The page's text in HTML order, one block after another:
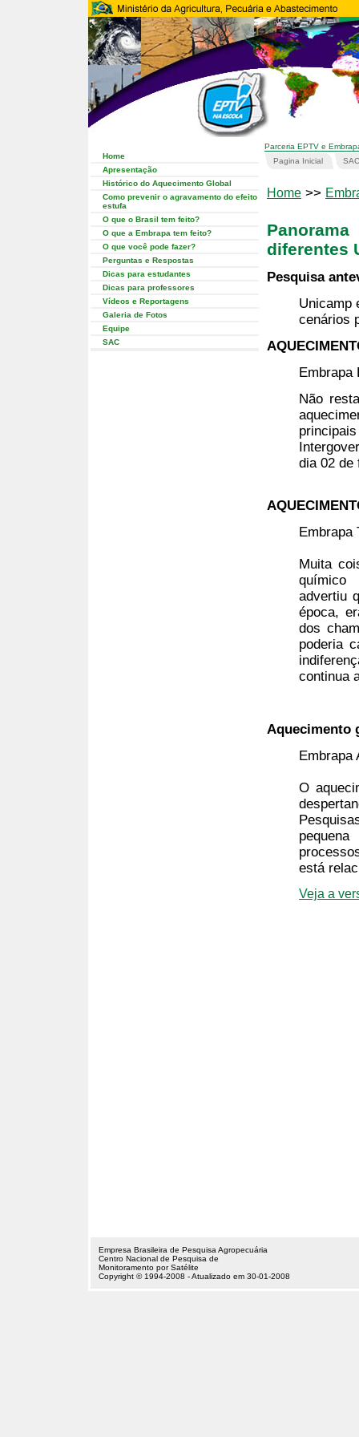
Home
Apresentação
Histórico do Aquecimento Global
Como prevenir o agravamento do efeito
estufa
O que o Brasil tem feito?
O que a Embrapa tem feito?
O que você pode fazer?
Perguntas e Respostas
Dicas para estudantes
Dicas para professores
Vídeos e Reportagens
Galeria de Fotos
Equipe
SAC
Parceria EPTV e
Pagina Inicial
SAC
Home >>
diferentes
Pesquisa
Unicamp
cenários
Embrapa
Não
dia 02
Embrapa
Muita
químico
advertiu
época,
dos
poderia
continua
Aquecimento
Embrapa
O
está
Veja a
Empresa Brasileira de Pesquisa Agropecuária
Centro Nacional de Pesquisa de
Monitoramento por Satélite
Copyright © 1994-2008 - Atualizado em 30-01-2008